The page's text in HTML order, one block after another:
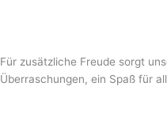
Für zusätzliche Freude sorgt
Überraschungen, ein Spaß für